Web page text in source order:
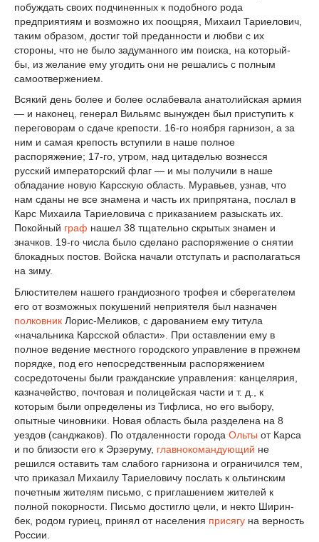
побуждать своих подчиненных к подобного рода
предприятиям и возможно их поощряя, Михаил Тариелович,
таким образом, достиг той преданности и любви с их
стороны, что не было задуманного им поиска, на который-
бы, из желание ему угодить они не решались с полным
самоотвержением.
Всякий день более и более ослабевала анатолийская армия
— и наконец, генерал Вильямс вынужден был приступить к
переговорам о сдаче крепости. 16-го ноября гарнизон, а за
ним и самая крепость вступили в наше полное
распоряжение; 17-го, утром, над цитаделью вознесся
русский императорский флаг — и мы получили в наше
обладание новую Карсскую область. Муравьев, узнав, что
нам сданы не все знамена и часть их припрятана, послал в
Карс Михаила Тариеловича с приказанием разыскать их.
Покойный граф нашел 38 тщательно скрытых знамен и
значков. 19-го числа было сделано распоряжение о снятии
блокадных постов. Войска начали отступать и располагаться
на зиму.
Блюстителем нашего грандиозного трофея и сберегателем
его от возможных покушений неприятеля был назначен
полковник Лорис-Меликов, с дарованием ему титула
«начальника Карсской области». При оставлении ему в
полное ведение местного городского управление в прежнем
порядке, под его непосредственным распоряжением
сосредоточены были гражданские управления: канцелярия,
казначейство, почтовая и полицейская части и т. д., к
которым были определены из Тифлиса, но его выбору,
опытные чиновники. Новая область была разделена на 8
уездов (санджаков). По отдаленности города Ольты от Карса
и по близости его к Эрзеруму, главнокомандующий не
решился оставить там слабого гарнизона и ограничился тем,
что приказал Михаилу Тариеловичу послать к ольтинским
почетным жителям письмо, с приглашением жителей к
полной покорности. Письмо достигло цели, и некто Ширин-
бек, родом гуриец, принял от населения присягу на верность
России.